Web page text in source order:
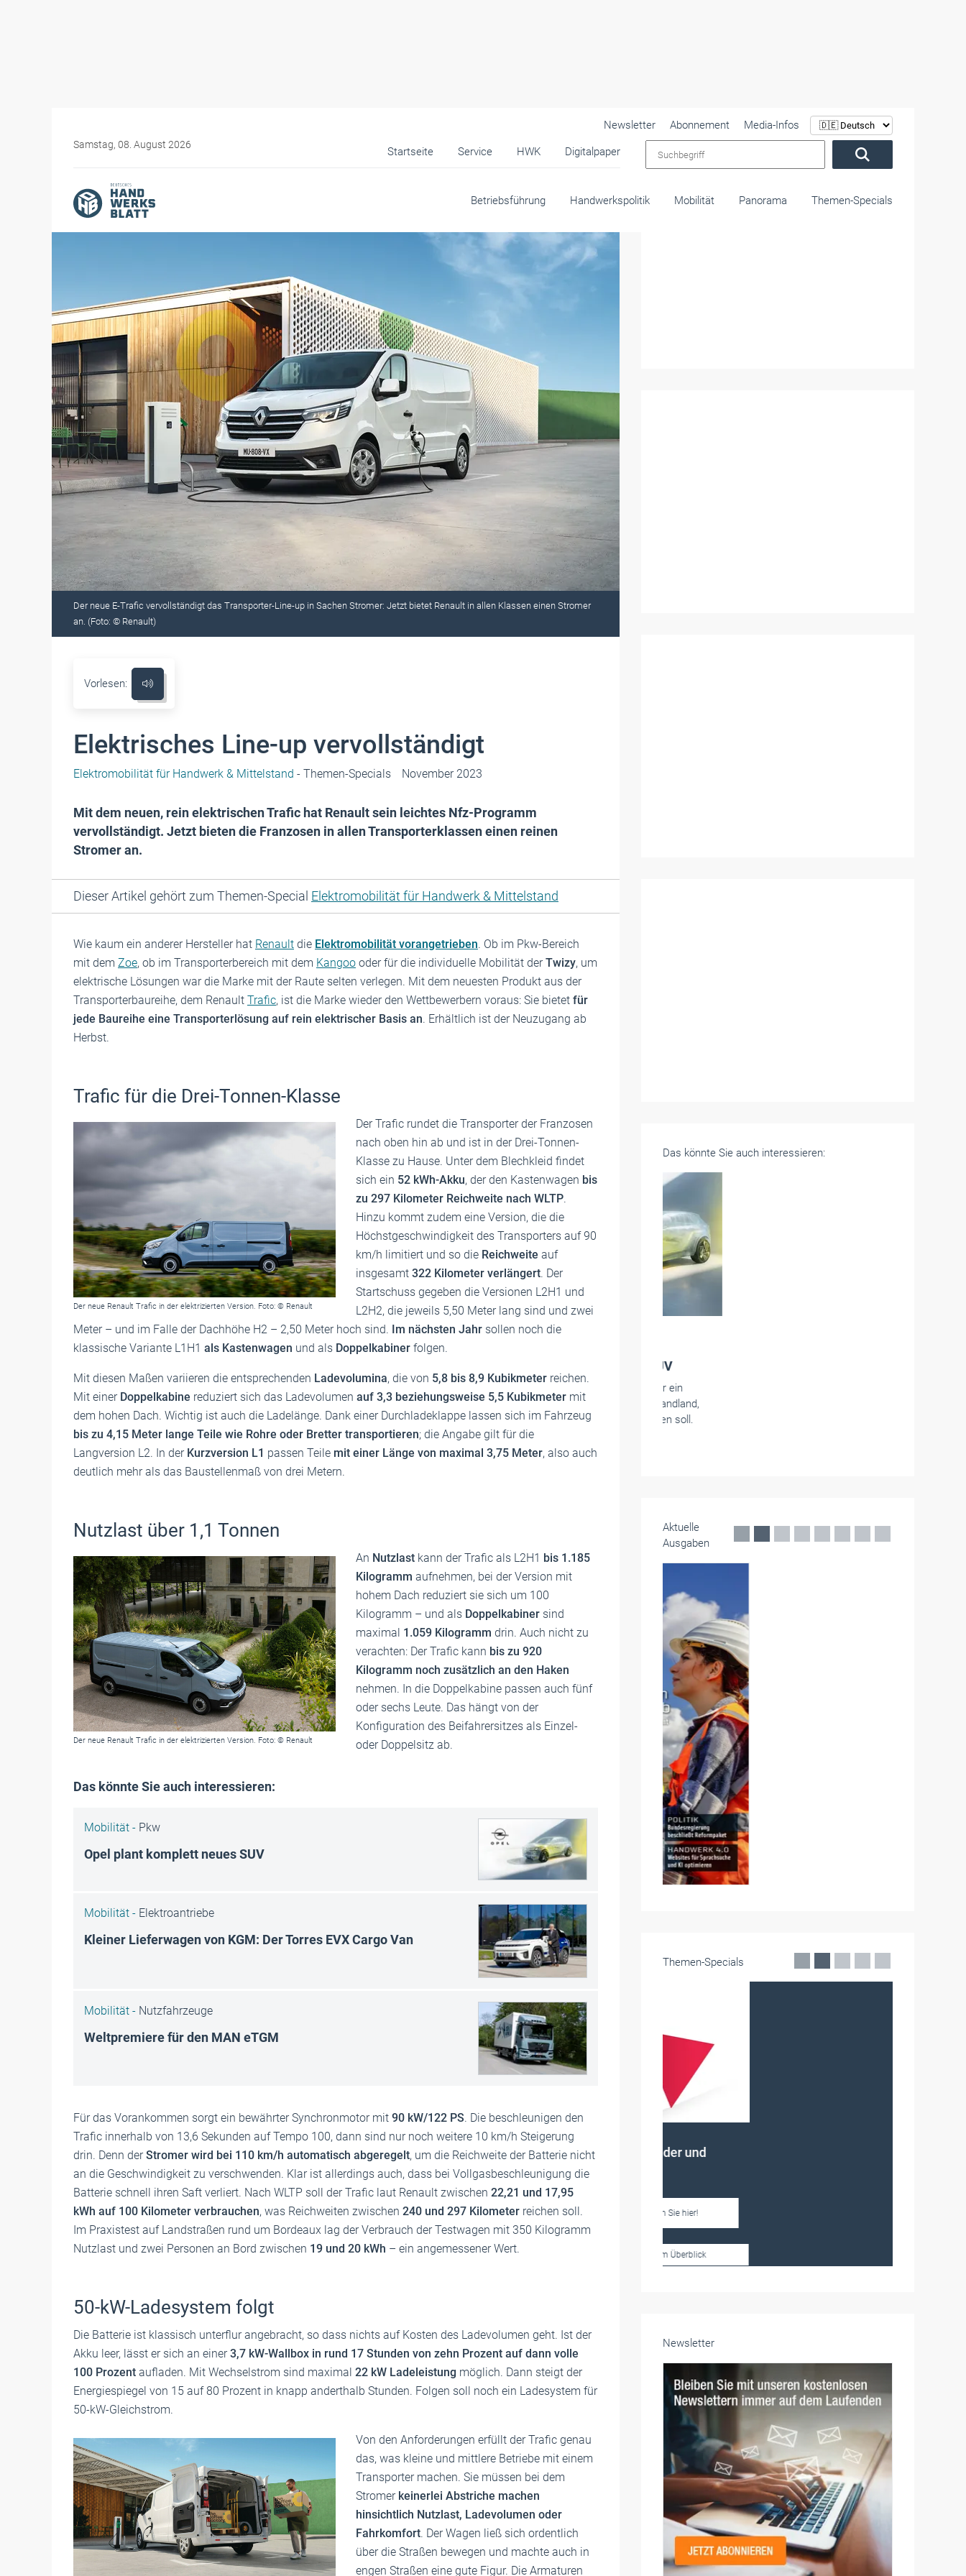
Samstag, 08. August 2026
Startseite Service HWK Digitalpaper
Newsletter Abonnement
Media-Infos
Betriebsführung Handwerkspolitik Mobilität Panorama Themen-Specials
Der neue E-Trafic vervollständigt das Transporter-Line-up in Sachen Stromer: Jetzt bietet Renault in allen Klassen einen Stromer
an. (Foto: © Renault)
Vorlesen:
Elektrisches Line-up vervollständigt
Elektromobilität für Handwerk & Mittelstand - Themen-Specials November 2023
Mit dem neuen, rein elektrischen Trafic hat Renault sein leichtes Nfz-Programm
vervollständigt. Jetzt bieten die Franzosen in allen Transporterklassen einen reinen
Stromer an.
Dieser Artikel gehört zum Themen-Special Elektromobilität für Handwerk & Mittelstand
Wie kaum ein anderer Hersteller hat Renault die Elektromobilität vorangetrieben. Ob im Pkw-Bereich
mit dem Zoe, ob im Transporterbereich mit dem Kangoo oder für die individuelle Mobilität derTwizy, um
elektrische Lösungen war die Marke mit der Raute selten verlegen. Mit dem neuesten Produkt aus der
Transporterbaureihe, dem Renault Trafic, ist die Marke wieder den Wettbewerbern voraus: Sie bietet für
jede Baureihe eine Transporterlösung auf rein elektrischer Basis an. Erhältlich ist der Neuzugang ab
Herbst.
Trafic für die Drei-Tonnen-Klasse
Der neue Renault Trafic in der elektrizierten Version. Foto: © Renault
Der Trafic rundet die Transporter der Franzosen
nach oben hin ab und ist in der Drei-Tonnen-
Klasse zu Hause. Unter dem Blechkleid findet
sich ein 52 kWh-Akku, der den Kastenwagen bis
zu 297 Kilometer Reichweite nach WLTP.
Hinzu kommt zudem eine Version, die die
Höchstgeschwindigkeit des Transporters auf 90
km/h limitiert und so die Reichweite auf
insgesamt 322 Kilometer verlängert. Der
Startschuss gegeben die Versionen L2H1 und
L2H2, die jeweils 5,50 Meter lang sind und zwei
Meter – und im Falle der Dachhöhe H2 – 2,50 Meter hoch sind. Im nächsten Jahr sollen noch die
klassische Variante L1H1 als Kastenwagen und als Doppelkabiner folgen.
Mit diesen Maßen variieren die entsprechenden Ladevolumina, die von 5,8 bis 8,9 Kubikmeter reichen.
Mit einer Doppelkabine reduziert sich das Ladevolumen auf 3,3 beziehungsweise 5,5 Kubikmeter mit
dem hohen Dach. Wichtig ist auch die Ladelänge. Dank einer Durchladeklappe lassen sich im Fahrzeug
bis zu 4,15 Meter lange Teile wie Rohre oder Bretter transportieren; die Angabe gilt für die
Langversion L2. In der Kurzversion L1 passen Teile mit einer Länge von maximal 3,75 Meter, also auch
deutlich mehr als das Baustellenmaß von drei Metern.
Nutzlast über 1,1 Tonnen
Der neue Renault Trafic in der elektrizierten Version. Foto: © Renault
An Nutzlast kann der Trafic als L2H1 bis 1.185
Kilogramm aufnehmen, bei der Version mit
hohem Dach reduziert sie sich um 100
Kilogramm – und als Doppelkabiner sind
maximal 1.059 Kilogramm drin. Auch nicht zu
verachten: Der Trafic kann bis zu 920
Kilogramm noch zusätzlich an den Haken
nehmen. In die Doppelkabine passen auch fünf
oder sechs Leute. Das hängt von der
Konfiguration des Beifahrersitzes als Einzel-
oder Doppelsitz ab.
Das könnte Sie auch interessieren:
Mobilität - Pkw
Opel plant komplett neues SUV
Mobilität - Elektroantriebe
Kleiner Lieferwagen von KGM: Der Torres EVX Cargo Van
Mobilität - Nutzfahrzeuge
Weltpremiere für den MAN eTGM
Für das Vorankommen sorgt ein bewährter Synchronmotor mit 90 kW/122 PS. Die beschleunigen den
Trafic innerhalb von 13,6 Sekunden auf Tempo 100, dann sind nur noch weitere 10 km/h Steigerung
drin. Denn derStromer wird bei 110 km/h automatisch abgeregelt, um die Reichweite der Batterie nicht
an die Geschwindigkeit zu verschwenden. Klar ist allerdings auch, dass bei Vollgasbeschleunigung die
Batterie schnell ihren Saft verliert. Nach WLTP soll der Trafic laut Renault zwischen 22,21 und 17,95
kWh auf 100 Kilometer verbrauchen, was Reichweiten zwischen 240 und 297 Kilometer reichen soll.
Im Praxistest auf Landstraßen rund um Bordeaux lag der Verbrauch der Testwagen mit 350 Kilogramm
Nutzlast und zwei Personen an Bord zwischen 19 und 20 kWh – ein angemessener Wert.
50-kW-Ladesystem folgt
Die Batterie ist klassisch unterflur angebracht, so dass nichts auf Kosten des Ladevolumen geht. Ist der
Akku leer, lässt er sich an einer3,7 kW-Wallbox in rund 17 Stunden von zehn Prozent auf dann volle
100 Prozent aufladen. Mit Wechselstrom sind maximal 22 kW Ladeleistung möglich. Dann steigt der
Energiespiegel von 15 auf 80 Prozent in knapp anderthalb Stunden. Folgen soll noch ein Ladesystem für
50-kW-Gleichstrom.
Von den Anforderungen erfüllt der Trafic genau
das, was kleine und mittlere Betriebe mit einem
Transporter machen. Sie müssen bei dem
Stromer keinerlei Abstriche machen
hinsichtlich Nutzlast, Ladevolumen oder
Fahrkomfort. Der Wagen ließ sich ordentlich
über die Straßen bewegen und machte auch in
engen Straßen eine gute Figur. Die Armaturen
Das könnte Sie auch interessieren:
Kleiner Lieferwagen von KGM: Der
Torres EVX Cargo Van
Kleiner Lieferwagen gefällig? KGM macht den
elektrischen Torres EVX zum Cargo Van: Er
Ausgaben
Unsere Themen-Specials im Überblick
Newsletter